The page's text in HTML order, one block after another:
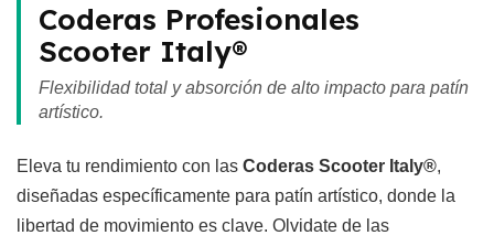
Coderas Profesionales
Scooter Italy®
Flexibilidad total y absorción de alto impacto para patín
artístico.
Eleva tu rendimiento con las Coderas Scooter Italy®,
diseñadas específicamente para patín artístico, donde la
libertad de movimiento es clave. Olvidate de las